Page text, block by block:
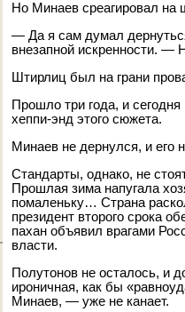
Но Минаев среагировал на
— Да я сам думал
внезапной искренности. —
Штирлиц был на грани
Прошло три года, и
хеппи-энд этого сюжета.
Минаев не дернулся, и его
Стандарты, однако, не
Прошлая зима напугала
помаленьку… Страна
президент второго срока
пахан объявил врагами
власти.
Полутонов не осталось, и
ироничная, как бы
Минаев, — уже не канает.